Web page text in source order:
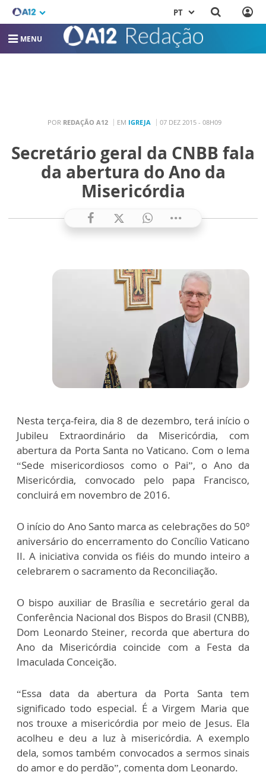
PT
MENU
POR REDAÇÃO A12 EM IGREJA 07 DEZ 2015 - 08H09
Secretário geral da CNBB fala
da abertura do Ano da
Misericórdia
Nesta terça-feira, dia 8 de dezembro, terá início o
Jubileu Extraordinário da Misericórdia, com
abertura da Porta Santa no Vaticano. Com o lema
“Sede misericordiosos como o Pai”, o Ano da
Misericórdia, convocado pelo papa Francisco,
concluirá em novembro de 2016.
O início do Ano Santo marca as celebrações do 50º
aniversário do encerramento do Concílio Vaticano
II. A iniciativa convida os fiéis do mundo inteiro a
celebrarem o sacramento da Reconciliação.
O bispo auxiliar de Brasília e secretário geral da
Conferência Nacional dos Bispos do Brasil (CNBB),
Dom Leonardo Steiner, recorda que abertura do
Ano da Misericórdia coincide com a Festa da
Imaculada Conceição.
“Essa data da abertura da Porta Santa tem
significado todo especial. É a Virgem Maria que
nos trouxe a misericórdia por meio de Jesus. Ela
acolheu e deu a luz à misericórdia. A exemplo
dela, somos também convocados a sermos sinais
do amor e do perdão”, comenta dom Leonardo.